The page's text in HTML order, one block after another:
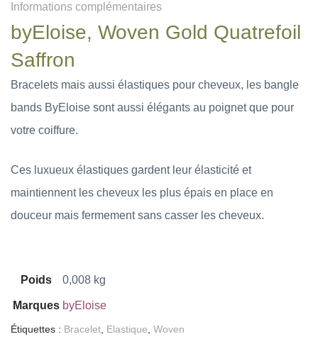
Informations complémentaires
byEloise, Woven Gold Quatrefoil
Saffron
Bracelets mais aussi élastiques pour cheveux, les bangle
bands ByEloise sont aussi élégants au poignet que pour
votre coiffure.
Ces luxueux élastiques gardent leur élasticité et
maintiennent les cheveux les plus épais en place en
douceur mais fermement sans casser les cheveux.
Poids 0,008 kg
Marques byEloise
Étiquettes : Bracelet Elastique Woven